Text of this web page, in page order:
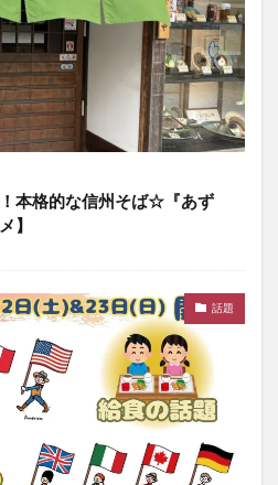
本格的な信州そば☆『あず
】
話題